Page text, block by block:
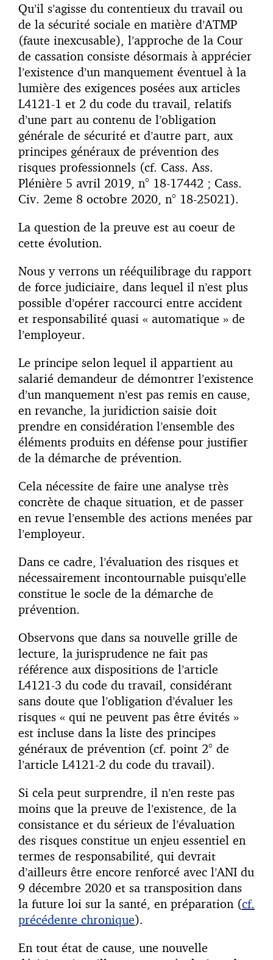
Qu’il s’agisse du contentieux du travail ou
de la sécurité sociale en matière d’ATMP
(faute inexcusable), l’approche de la Cour
de cassation consiste désormais à apprécier
l’existence d’un manquement éventuel à la
lumière des exigences posées aux articles
L4121-1 et 2 du code du travail, relatifs
d’une part au contenu de l’obligation
générale de sécurité et d’autre part, aux
principes généraux de prévention des
risques professionnels (cf. Cass. Ass.
Plénière 5 avril 2019, n° 18-17442 ; Cass.
Civ. 2eme 8 octobre 2020, n° 18-25021).
La question de la preuve est au coeur de
cette évolution.
Nous y verrons un rééquilibrage du rapport
de force judiciaire, dans lequel il n’est plus
possible d’opérer raccourci entre accident
et responsabilité quasi « automatique » de
l’employeur.
Le principe selon lequel il appartient au
salarié demandeur de démontrer l’existence
d’un manquement n’est pas remis en cause,
en revanche, la juridiction saisie doit
prendre en considération l’ensemble des
éléments produits en défense pour justifier
de la démarche de prévention.
Cela nécessite de faire une analyse très
concrète de chaque situation, et de passer
en revue l’ensemble des actions menées par
l’employeur.
Dans ce cadre, l’évaluation des risques et
nécessairement incontournable puisqu’elle
constitue le socle de la démarche de
prévention.
Observons que dans sa nouvelle grille de
lecture, la jurisprudence ne fait pas
référence aux dispositions de l’article
L4121-3 du code du travail, considérant
sans doute que l’obligation d’évaluer les
risques « qui ne peuvent pas être évités »
est incluse dans la liste des principes
généraux de prévention (cf. point 2° de
l’article L4121-2 du code du travail).
Si cela peut surprendre, il n’en reste pas
moins que la preuve de l’existence, de la
consistance et du sérieux de l’évaluation
des risques constitue un enjeu essentiel en
termes de responsabilité, qui devrait
d’ailleurs être encore renforcé avec l’ANI du
9 décembre 2020 et sa transposition dans
la future loi sur la santé, en préparation (cf.
précédente chronique).
En tout état de cause, une nouvelle